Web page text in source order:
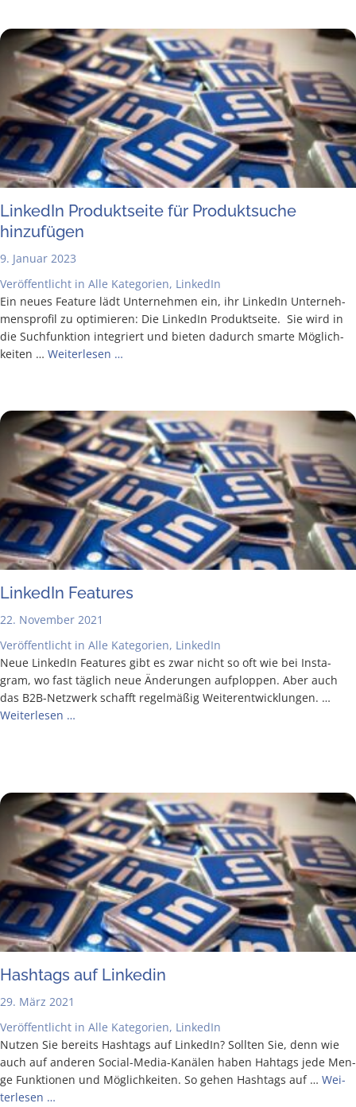
Lin­ke­dIn Pro­dukt­sei­te für Pro­dukt­su­che
hinzufügen
9. Januar 2023
Veröffentlicht in Alle Kategorien, LinkedIn
Ein neu­es Fea­ture lädt Unter­neh­men ein, ihr Lin­ke­dIn Unter­neh­
mens­pro­fil zu opti­mie­ren: Die Lin­ke­dIn Pro­dukt­sei­te. Sie wird in
die Such­funk­ti­on inte­griert und bie­ten dadurch smar­te Mög­lich­
kei­ten … Wei­ter­le­sen …
Lin­ke­dIn Features
22. November 2021
Veröffentlicht in Alle Kategorien, LinkedIn
Neue Lin­ke­dIn Fea­tures gibt es zwar nicht so oft wie bei Insta­
gram, wo fast täg­lich neue Ände­run­gen auf­plop­pen. Aber auch
das B2B-Net­z­­werk schafft regel­mä­ßig Wei­ter­ent­wick­lun­gen. …
Wei­ter­le­sen …
Hash­tags auf Linkedin
29. März 2021
Veröffentlicht in Alle Kategorien, LinkedIn
Nut­zen Sie bereits Hash­tags auf Lin­ke­dIn? Soll­ten Sie, denn wie
auch auf ande­ren Social-Media-Kanä­­len haben Hah­tags jede Men­
ge Funk­tio­nen und Mög­lich­kei­ten. So gehen Hash­tags auf … Wei­
ter­le­sen …